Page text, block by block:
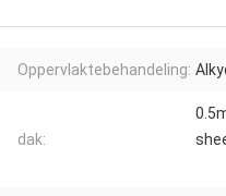
Oppervlaktebehandeling:
dak: